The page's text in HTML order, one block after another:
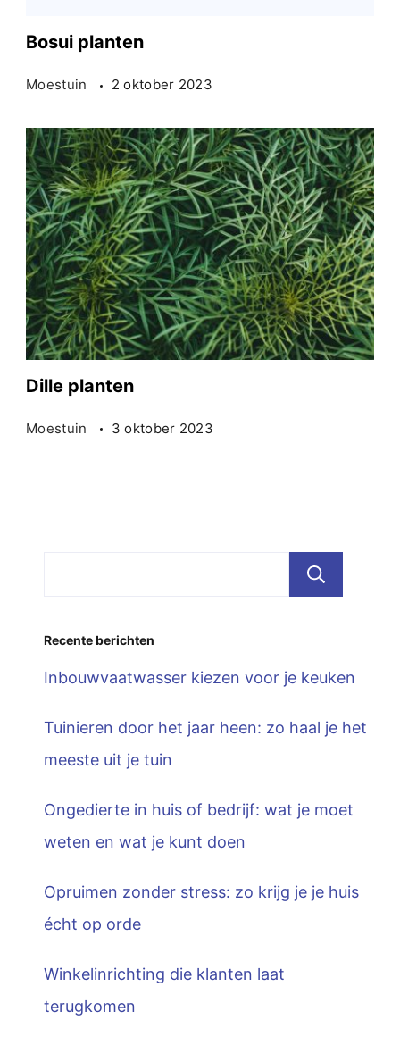
Bosui planten
Moestuin 2 oktober 2023
Dille planten
Moestuin 3 oktober 2023
Recente berichten
Inbouwvaatwasser kiezen voor je keuken
Tuinieren door het jaar heen: zo haal je het
meeste uit je tuin
Ongedierte in huis of bedrijf: wat je moet
weten en wat je kunt doen
Opruimen zonder stress: zo krijg je je huis
écht op orde
Winkelinrichting die klanten laat
terugkomen